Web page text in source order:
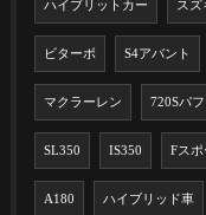
ハイブリットカー スズ
ビターボ S4アバント
マクラーレン 720Sパ
SL350 IS350 Fスポ
A180 ハイブリッド車